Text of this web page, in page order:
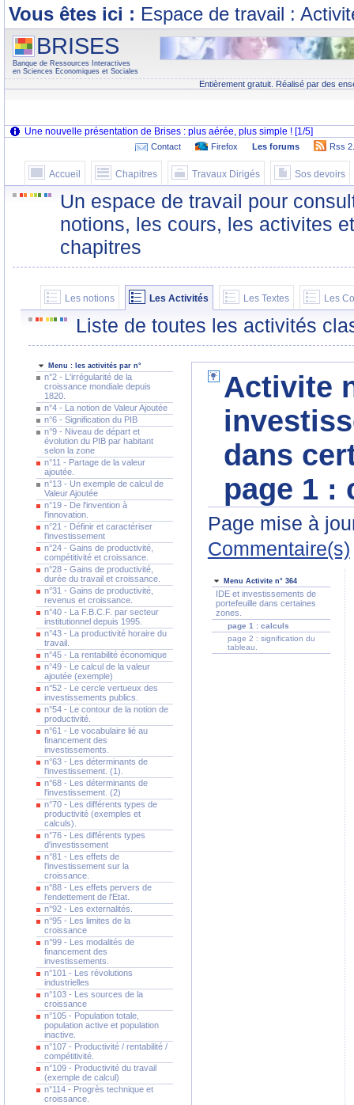
Vous êtes ici : Espace de travail :
BRISES
Banque de Ressources Interactives
en Sciences Economiques et Sociales
Entièrement gratuit. Réalisé par des
Contact Firefox Les forums Rss
Accueil Chapitres Travaux Dirigés Sos devoirs
Un espace de travail pour
notions, les cours, les activites
chapitres
Les notions Les Activités Les Textes Les
Liste de toutes les activités
Menu : les activités par n°
n°2 - L'irrégularité de la
croissance mondiale depuis
1820.
n°4 - La notion de Valeur Ajoutée
n°6 - Signification du PIB
n°9 - Niveau de départ et
évolution du PIB par habitant
selon la zone
n°11 - Partage de la valeur
ajoutée.
n°13 - Un exemple de calcul de
Valeur Ajoutée
n°19 - De l'invention à
l'innovation.
n°21 - Définir et caractériser
l'investissement
n°24 - Gains de productivité,
compétitivité et croissance.
n°28 - Gains de productivité,
durée du travail et croissance.
n°31 - Gains de productivité,
revenus et croissance.
n°40 - La F.B.C.F. par secteur
institutionnel depuis 1995.
n°43 - La productivité horaire du
travail.
n°45 - La rentabilité économique
n°49 - Le calcul de la valeur
ajoutée (exemple)
n°52 - Le cercle vertueux des
investissements publics.
n°54 - Le contour de la notion de
productivité.
n°61 - Le vocabulaire lié au
financement des
investissements.
n°63 - Les déterminants de
l'investissement. (1).
n°68 - Les déterminants de
l'investissement. (2)
n°70 - Les différents types de
productivité (exemples et
calculs).
n°76 - Les différents types
d'investissement
n°81 - Les effets de
l'investissement sur la
croissance.
n°88 - Les effets pervers de
l'endettement de l'Etat.
n°92 - Les externalités.
n°95 - Les limites de la
croissance
n°99 - Les modalités de
financement des
investissements.
n°101 - Les révolutions
industrielles
n°103 - Les sources de la
croissance
n°105 - Population totale,
population active et population
inactive.
n°107 - Productivité / rentabilité /
compétitivité.
n°109 - Productivité du travail
(exemple de calcul)
n°114 - Progrès technique et
croissance.
Activite
dans
page 1 :
Page mise à
Commentaire(s)
Menu Activite n° 364
IDE et investissements de
portefeuille dans certaines
zones.
page 1 : calculs
page 2 : signification du
tableau.